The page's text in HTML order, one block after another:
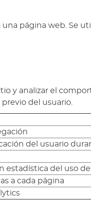
página web. Se
y analizar el
del usuario.
del usuario
estadística del uso
a cada página